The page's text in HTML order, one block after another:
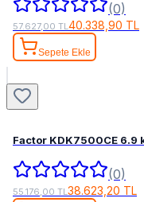
(0)
57.627,00 TL40.338,90 TL
Sepete Ekle
Factor KDK7500CE 6.9
(0)
55.176,00 TL38.623,20 TL